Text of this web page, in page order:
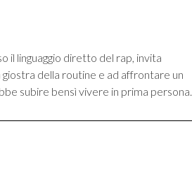
il linguaggio diretto del rap, invita
della routine e ad affrontare un
subire bensì vivere in prima persona.